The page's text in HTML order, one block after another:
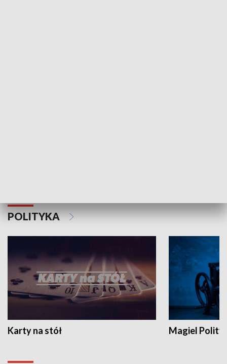
POLITYKA
Karty na stół Magiel